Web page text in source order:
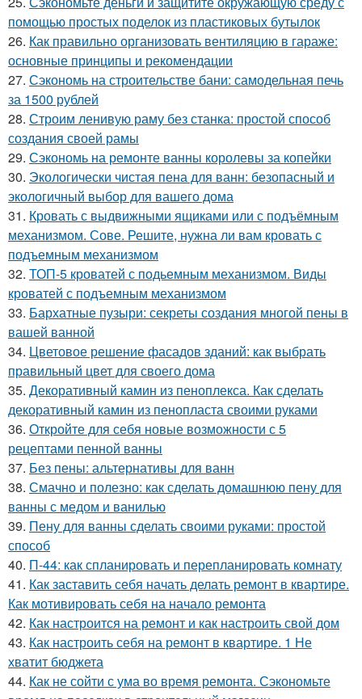
помощью простых поделок из пластиковых бутылок
26. Как правильно организовать вентиляцию в гараже:
основные принципы и рекомендации
27. Сэкономь на строительстве бани: самодельная печь
за 1500 рублей
28. Строим ленивую раму без станка: простой способ
создания своей рамы
29. Сэкономь на ремонте ванны королевы за копейки
30. Экологически чистая пена для ванн: безопасный и
экологичный выбор для вашего дома
31. Кровать с выдвижными ящиками или с подъёмным
механизмом. Сове. Решите, нужна ли вам кровать с
подъемным механизмом
32. ТОП-5 кроватей с подьемным механизмом. Виды
кроватей с подъемным механизмом
33. Бархатные пузыри: секреты создания многой пены в
вашей ванной
34. Цветовое решение фасадов зданий: как выбрать
правильный цвет для своего дома
35. Декоративный камин из пеноплекса. Как сделать
декоративный камин из пенопласта своими руками
36. Откройте для себя новые возможности с 5
рецептами пенной ванны
37. Без пены: альтернативы для ванн
38. Смачно и полезно: как сделать домашнюю пену для
ванны с медом и ванилью
39. Пену для ванны сделать своими руками: простой
способ
40. П-44: как спланировать и перепланировать комнату
41. Как заставить себя начать делать ремонт в квартире.
Как мотивировать себя на начало ремонта
42. Как настроится на ремонт и как настроить свой дом
43. Как настроить себя на ремонт в квартире. 1 Не
хватит бюджета
44. Как не сойти с ума во время ремонта. Сэкономьте